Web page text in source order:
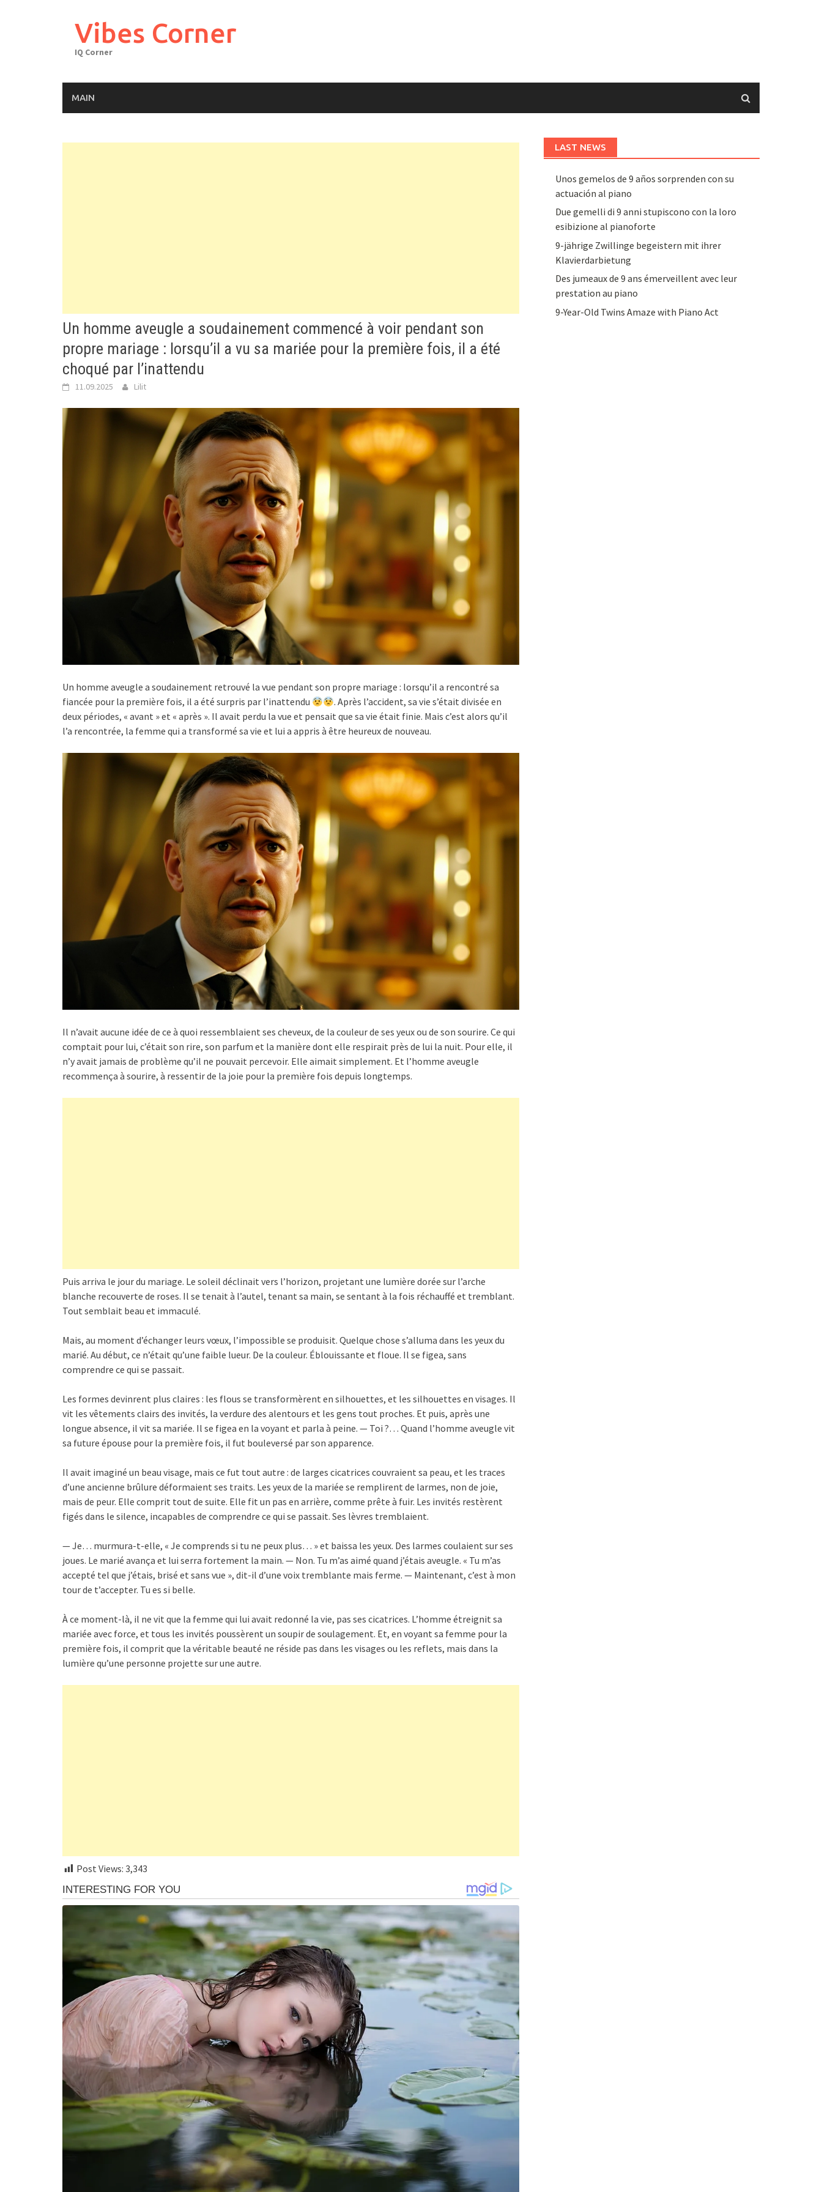
Vibes Corner
IQ Corner
MAIN
Un homme aveugle a soudainement commencé à voir pendant son
propre mariage : lorsqu’il a vu sa mariée pour la première fois, il a été
choqué par l’inattendu
11.09.2025 Lilit
Un homme aveugle a soudainement retrouvé la vue pendant son propre mariage : lorsqu’il a rencontré sa
fiancée pour la première fois, il a été surpris par l’inattendu
. Après l’accident, sa vie s’était divisée en
deux périodes, « avant » et « après ». Il avait perdu la vue et pensait que sa vie était finie. Mais c’est alors qu’il
l’a rencontrée, la femme qui a transformé sa vie et lui a appris à être heureux de nouveau.
Il n’avait aucune idée de ce à quoi ressemblaient ses cheveux, de la couleur de ses yeux ou de son sourire. Ce qui
comptait pour lui, c’était son rire, son parfum et la manière dont elle respirait près de lui la nuit. Pour elle, il
n’y avait jamais de problème qu’il ne pouvait percevoir. Elle aimait simplement. Et l’homme aveugle
recommença à sourire, à ressentir de la joie pour la première fois depuis longtemps.
Puis arriva le jour du mariage. Le soleil déclinait vers l’horizon, projetant une lumière dorée sur l’arche
blanche recouverte de roses. Il se tenait à l’autel, tenant sa main, se sentant à la fois réchauffé et tremblant.
Tout semblait beau et immaculé.
Mais, au moment d’échanger leurs vœux, l’impossible se produisit. Quelque chose s’alluma dans les yeux du
marié. Au début, ce n’était qu’une faible lueur. De la couleur. Éblouissante et floue. Il se figea, sans
comprendre ce qui se passait.
Les formes devinrent plus claires : les flous se transformèrent en silhouettes, et les silhouettes en visages. Il
vit les vêtements clairs des invités, la verdure des alentours et les gens tout proches. Et puis, après une
longue absence, il vit sa mariée. Il se figea en la voyant et parla à peine. — Toi ?… Quand l’homme aveugle vit
sa future épouse pour la première fois, il fut bouleversé par son apparence.
Il avait imaginé un beau visage, mais ce fut tout autre : de larges cicatrices couvraient sa peau, et les traces
d’une ancienne brûlure déformaient ses traits. Les yeux de la mariée se remplirent de larmes, non de joie,
mais de peur. Elle comprit tout de suite. Elle fit un pas en arrière, comme prête à fuir. Les invités restèrent
figés dans le silence, incapables de comprendre ce qui se passait. Ses lèvres tremblaient.
— Je… murmura-t-elle, « Je comprends si tu ne peux plus… » et baissa les yeux. Des larmes coulaient sur ses
joues. Le marié avança et lui serra fortement la main. — Non. Tu m’as aimé quand j’étais aveugle. « Tu m’as
accepté tel que j’étais, brisé et sans vue », dit-il d’une voix tremblante mais ferme. — Maintenant, c’est à mon
tour de t’accepter. Tu es si belle.
À ce moment-là, il ne vit que la femme qui lui avait redonné la vie, pas ses cicatrices. L’homme étreignit sa
mariée avec force, et tous les invités poussèrent un soupir de soulagement. Et, en voyant sa femme pour la
première fois, il comprit que la véritable beauté ne réside pas dans les visages ou les reflets, mais dans la
lumière qu’une personne projette sur une autre.
Post Views: 3,343
LAST NEWS
Unos gemelos de 9 años sorprenden con su
actuación al piano
Due gemelli di 9 anni stupiscono con la loro
esibizione al pianoforte
9-jährige Zwillinge begeistern mit ihrer
Klavierdarbietung
Des jumeaux de 9 ans émerveillent avec leur
prestation au piano
9-Year-Old Twins Amaze with Piano Act